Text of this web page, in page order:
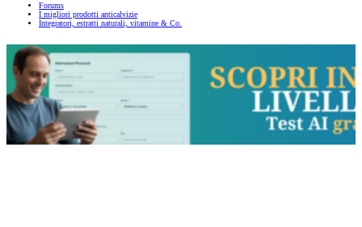
Forums
I migliori prodotti anticalvizie
Integratori, estratti naturali, vitamine & Co.